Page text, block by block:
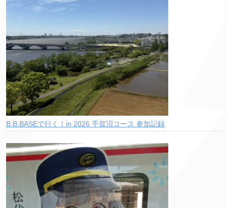
B.B.BASEで行く！in 2026 手賀沼コース 参加記録